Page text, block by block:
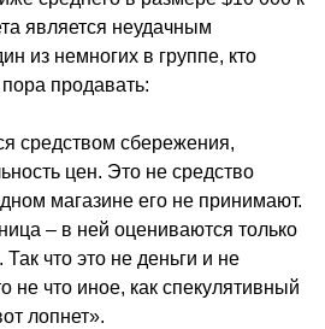
является неудачным
из немногих в группе, кто
продавать:
средством сбережения,
цен. Это не средство
магазине его не принимают.
– в ней оцениваются только
что это не деньги и не
не что иное, как спекулятивный
лопнет».